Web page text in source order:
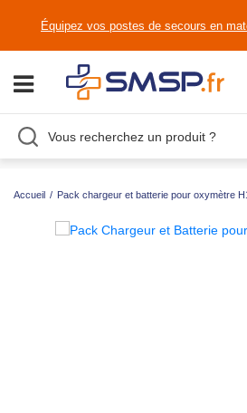
Équipez vos postes de secours en
Accueil / Pack chargeur et batterie pour oxymètre